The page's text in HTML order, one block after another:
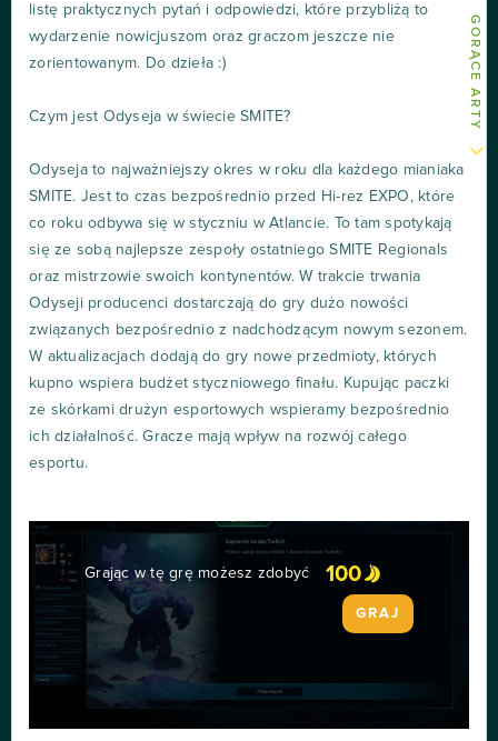
GORĄCE ARTY
listę praktycznych pytań i odpowiedzi, które przybliżą to
wydarzenie nowicjuszom oraz graczom jeszcze nie
zorientowanym. Do dzieła :)
Czym jest Odyseja w świecie SMITE?
Odyseja to najważniejszy okres w roku dla każdego mianiaka
SMITE. Jest to czas bezpośrednio przed Hi-rez EXPO, które
co roku odbywa się w styczniu w Atlancie. To tam spotykają
się ze sobą najlepsze zespoły ostatniego SMITE Regionals
oraz mistrzowie swoich kontynentów. W trakcie trwania
Odyseji producenci dostarczają do gry dużo nowości
związanych bezpośrednio z nadchodzącym nowym sezonem.
W aktualizacjach dodają do gry nowe przedmioty, których
kupno wspiera budżet styczniowego finału. Kupując paczki
ze skórkami drużyn esportowych wspieramy bezpośrednio
ich działalność. Gracze mają wpływ na rozwój całego
esportu.
Grając w tę grę możesz zdobyć 100
GRAJ